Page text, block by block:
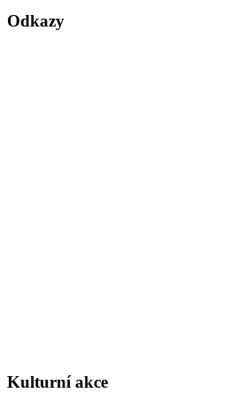
Odkazy
Kulturní akce